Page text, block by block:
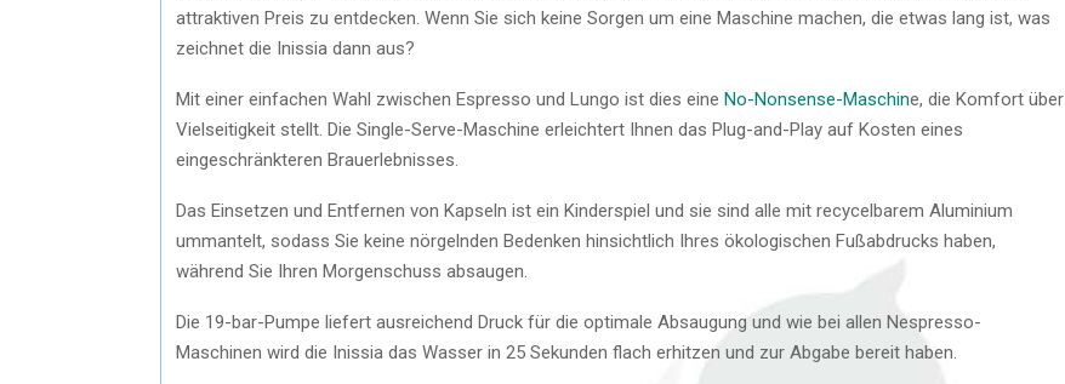
attraktiven Preis zu entdecken. Wenn Sie sich keine Sorgen um eine Maschine machen, die etwas lang ist, was
zeichnet die Inissia dann aus?
Mit einer einfachen Wahl zwischen Espresso und Lungo ist dies eine No-Nonsense-Maschine, die Komfort über
Vielseitigkeit stellt. Die Single-Serve-Maschine erleichtert Ihnen das Plug-and-Play auf Kosten eines
eingeschränkteren Brauerlebnisses.
Das Einsetzen und Entfernen von Kapseln ist ein Kinderspiel und sie sind alle mit recycelbarem Aluminium
ummantelt, sodass Sie keine nörgelnden Bedenken hinsichtlich Ihres ökologischen Fußabdrucks haben,
während Sie Ihren Morgenschuss absaugen.
Die 19-bar-Pumpe liefert ausreichend Druck für die optimale Absaugung und wie bei allen Nespresso-
Maschinen wird die Inissia das Wasser in 25 Sekunden flach erhitzen und zur Abgabe bereit haben.